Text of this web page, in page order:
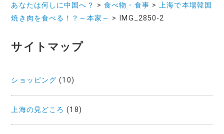
ゲ
シ
ン
あなたは何しに中国へ？ >食べ物・食事 >上海で本場韓国
焼き肉を食べる！？～本家～ > IMG_2850-2
サイトマップ
ショッピング (10)
上海の見どころ (18)